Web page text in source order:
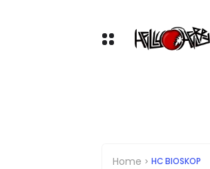
Home HC BIOSKOP